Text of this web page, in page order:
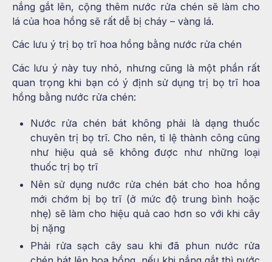
nắng gắt lên, cộng thêm nước rửa chén sẽ làm cho
lá của hoa hồng sẽ rất dễ bị cháy – vàng lá.
Các lưu ý trị bọ trĩ hoa hồng bằng nước rửa chén
Các lưu ý này tuy nhỏ, nhưng cũng là một phần rất
quan trọng khi bạn có ý định sử dụng trị bọ trĩ hoa
hồng bằng nước rửa chén:
Nước rửa chén bát không phải là dạng thuốc
chuyên trị bọ trĩ. Cho nên, tỉ lệ thành công cũng
như hiệu quả sẽ không được như những loại
thuốc trị bọ trĩ
Nên sử dụng nước rửa chén bát cho hoa hồng
mới chớm bị bọ trĩ (ở mức độ trung bình hoặc
nhẹ) sẽ làm cho hiệu quả cao hơn so với khi cây
bị nặng
Phải rửa sạch cây sau khi đã phun nước rửa